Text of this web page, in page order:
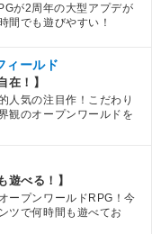
が2周年の大型アプデが
間でも遊びやすい！
ィールド
在！】
人気の注目作！こだわり
観のオープンワールドを
遊べる！】
ープンワールドRPG！今
ツで何時間も遊べてお